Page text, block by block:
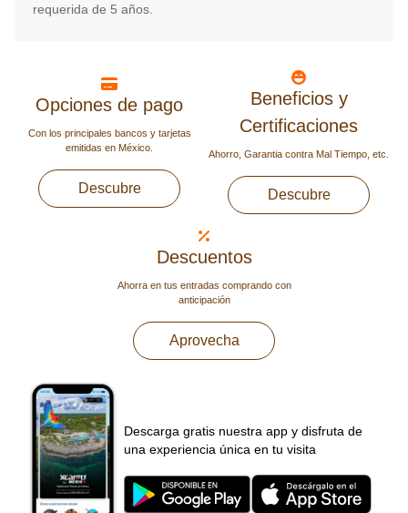
requerida de 5 años.
Opciones de pago
Con los principales bancos y tarjetas
emitidas en México.
Descubre
Beneficios y
Certificaciones
Ahorro, Garantia contra Mal Tiempo, etc.
Descubre
Descuentos
Ahorra en tus entradas comprando con
anticipación
Aprovecha
Descarga gratis nuestra app y disfruta de
una experiencia única en tu visita